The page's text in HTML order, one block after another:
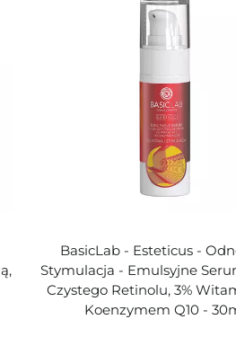
BasicLab - Esteticus -
Stymulacja - Emulsyjne
Czystego Retinolu, 3%
Koenzymem Q10 -